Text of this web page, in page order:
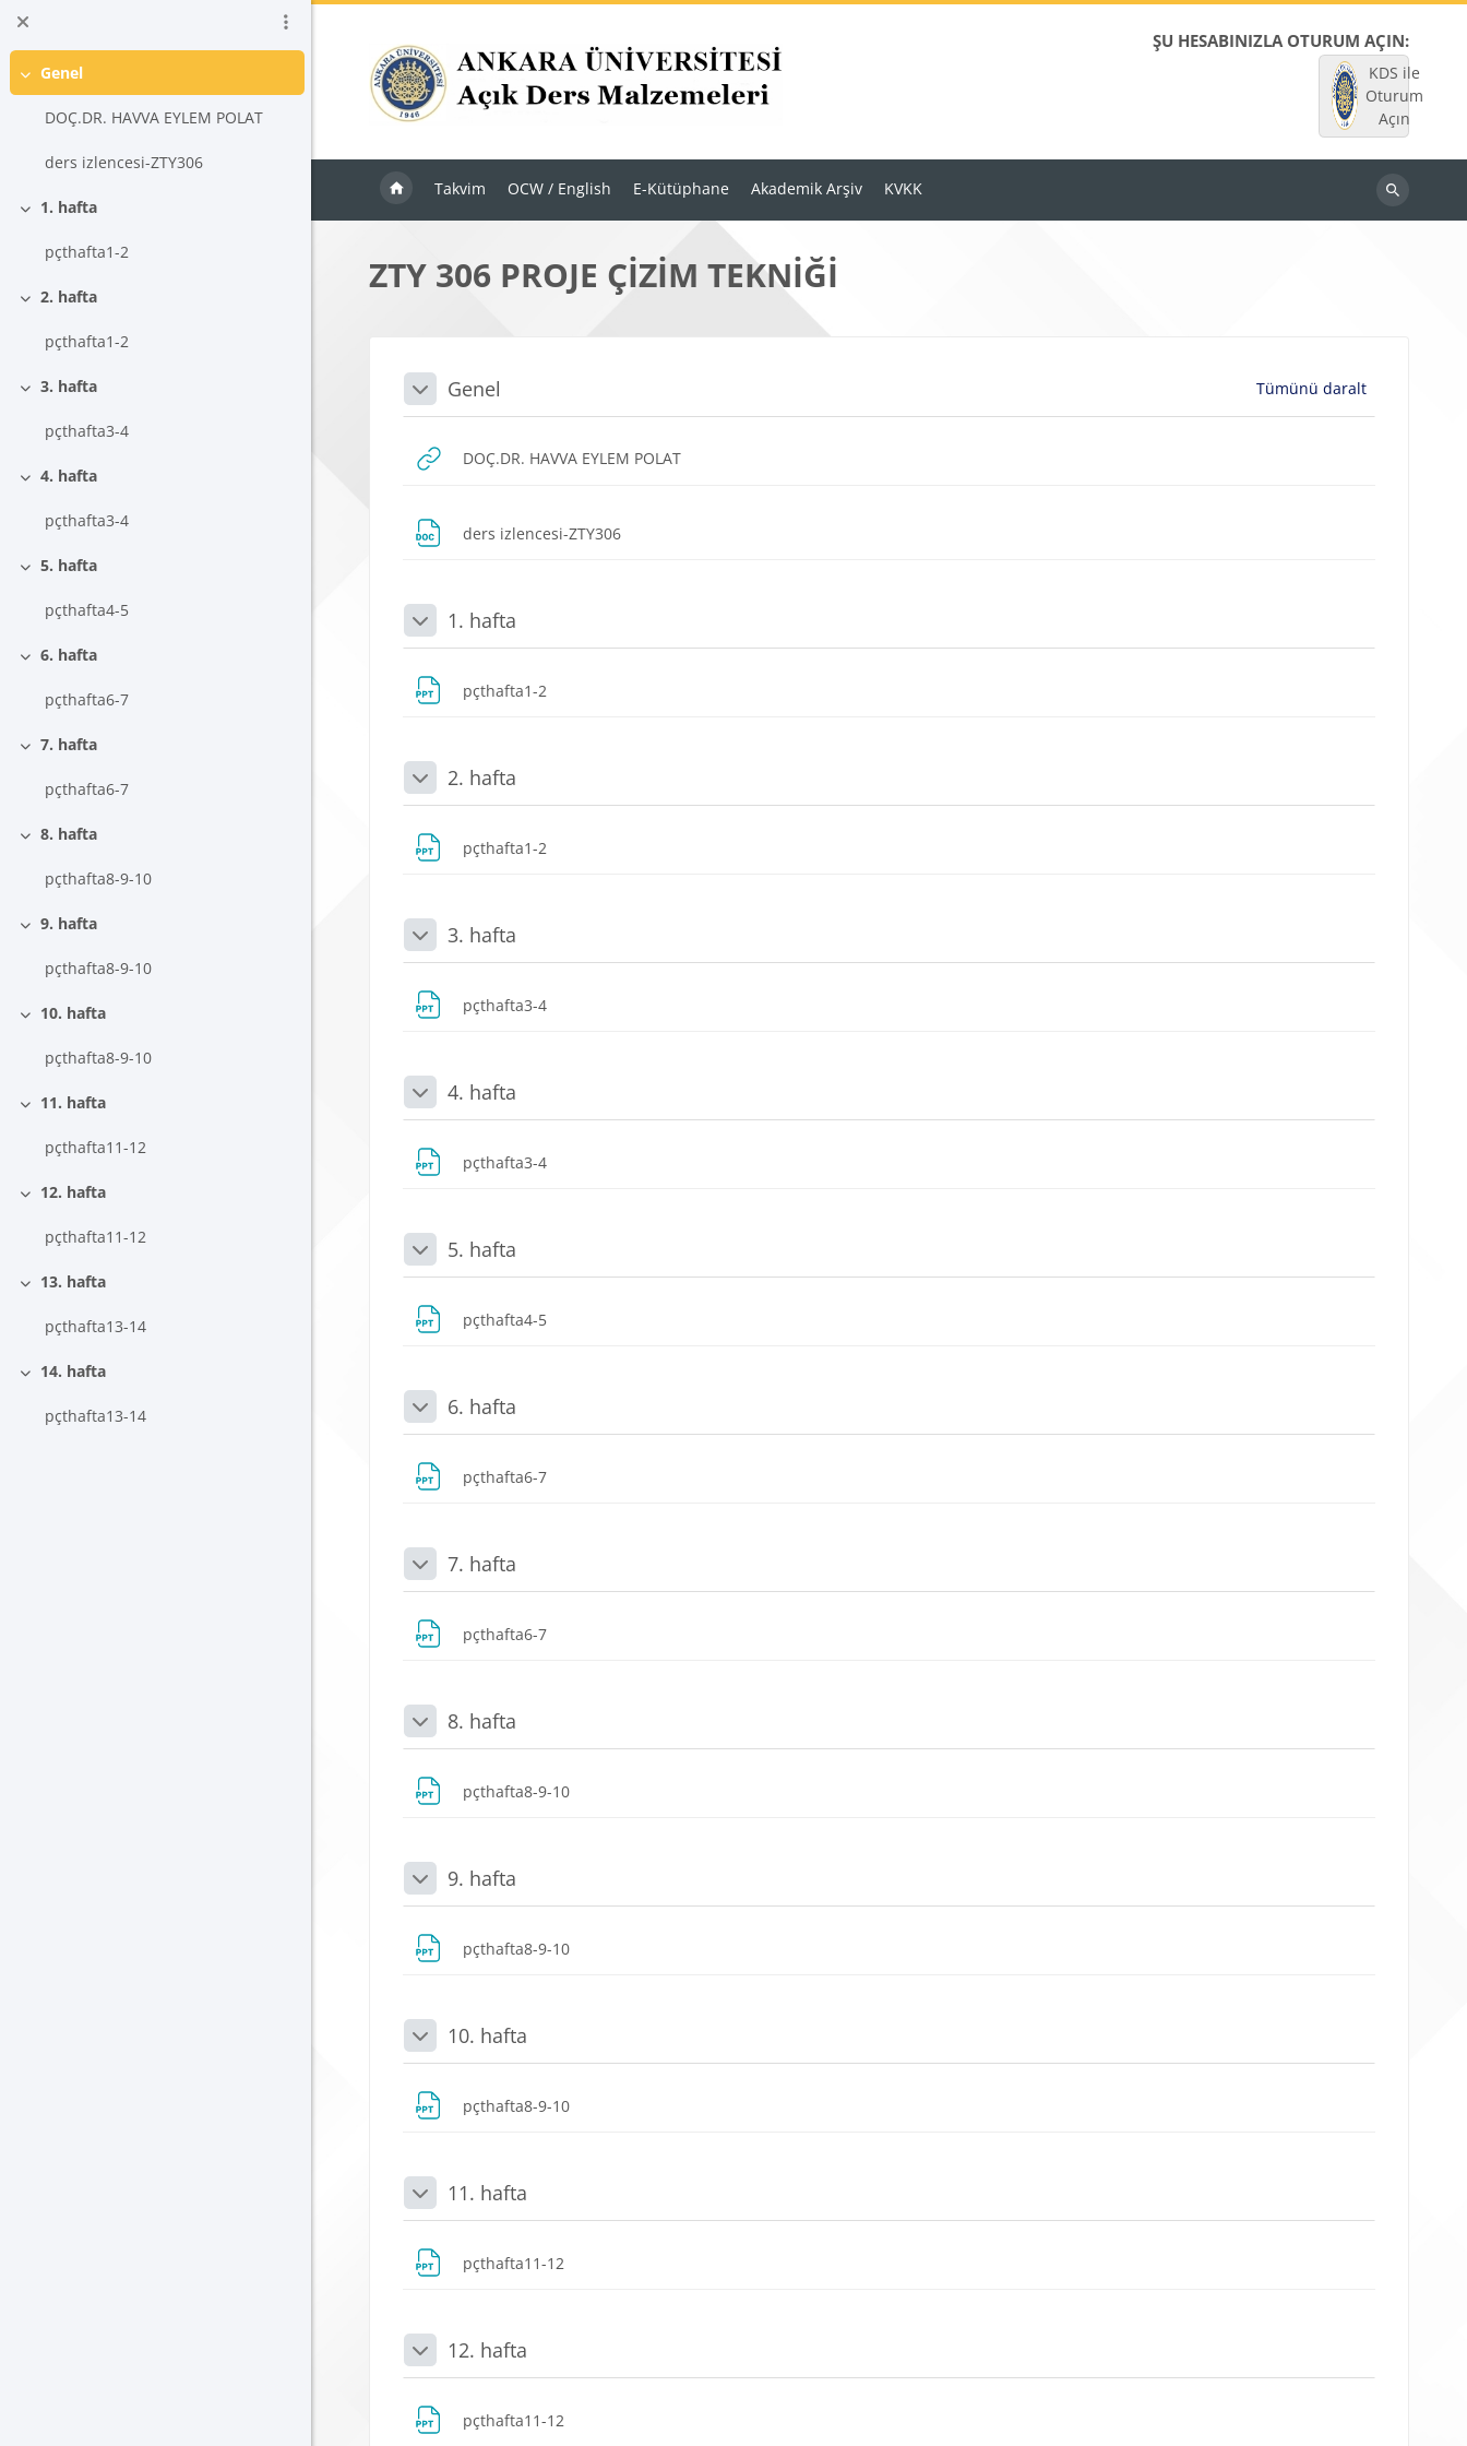
Ana içeriğe git
Daralt
Genel
DOÇ.DR. HAVVA EYLEM POLAT
ders izlencesi-ZTY306
Daralt
1. hafta
pçthafta1-2
Daralt
2. hafta
pçthafta1-2
Daralt
3. hafta
pçthafta3-4
Daralt
4. hafta
pçthafta3-4
Daralt
5. hafta
pçthafta4-5
Daralt
6. hafta
pçthafta6-7
Daralt
7. hafta
pçthafta6-7
Daralt
8. hafta
pçthafta8-9-10
Daralt
9. hafta
pçthafta8-9-10
Daralt
10. hafta
pçthafta8-9-10
Daralt
11. hafta
pçthafta11-12
Daralt
12. hafta
pçthafta11-12
Daralt
13. hafta
pçthafta13-14
Daralt
14. hafta
pçthafta13-14
ŞU HESABINIZLA OTURUM AÇIN:
KDS ile
Oturum
Açın
Takvim OCW / English E-Kütüphane Akademik Arşiv KVKK
Dersleri
ZTY 306 PROJE ÇİZİM TEKNİĞİ
Bloklar
Bölüm anahatları
DaraltGenel Tümünü daralt
DOÇ.DR. HAVVA EYLEM POLATURL
ders izlencesi-ZTY306
Daralt1. hafta
pçthafta1-2
Daralt2. hafta
pçthafta1-2
Daralt3. hafta
pçthafta3-4
Daralt4. hafta
pçthafta3-4
Daralt5. hafta
pçthafta4-5
Daralt6. hafta
pçthafta6-7
Daralt7. hafta
pçthafta6-7
Daralt8. hafta
pçthafta8-9-10
Daralt9. hafta
pçthafta8-9-10
Daralt10. hafta
pçthafta8-9-10
Daralt11. hafta
pçthafta11-12
Daralt12. hafta
pçthafta11-12